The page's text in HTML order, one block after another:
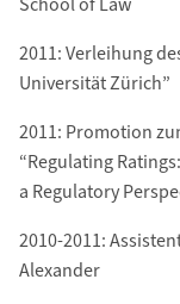
2011: Verleihung
Universität Zürich”
2011: Promotion
“Regulating
a Regulatory
2010-2011:
Alexander